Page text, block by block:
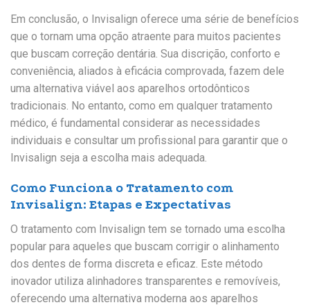
Em conclusão, o Invisalign oferece uma série de benefícios
que o tornam uma opção atraente para muitos pacientes
que buscam correção dentária. Sua discrição, conforto e
conveniência, aliados à eficácia comprovada, fazem dele
uma alternativa viável aos aparelhos ortodônticos
tradicionais. No entanto, como em qualquer tratamento
médico, é fundamental considerar as necessidades
individuais e consultar um profissional para garantir que o
Invisalign seja a escolha mais adequada.
Como Funciona o Tratamento com
Invisalign: Etapas e Expectativas
O tratamento com Invisalign tem se tornado uma escolha
popular para aqueles que buscam corrigir o alinhamento
dos dentes de forma discreta e eficaz. Este método
inovador utiliza alinhadores transparentes e removíveis,
oferecendo uma alternativa moderna aos aparelhos